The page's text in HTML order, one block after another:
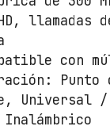
llamadas
con
Punto
Universal /
Inalámbrico